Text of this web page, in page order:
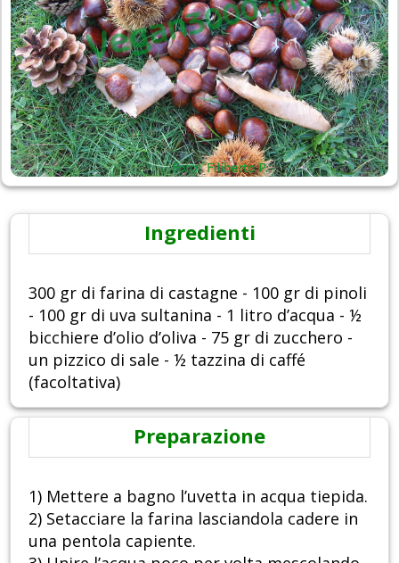
Ingredienti
300 gr di farina di castagne - 100 gr di pinoli
- 100 gr di uva sultanina - 1 litro d’acqua - ½
bicchiere d’olio d’oliva - 75 gr di zucchero -
un pizzico di sale - ½ tazzina di caffé
(facoltativa)
Preparazione
1) Mettere a bagno l’uvetta in acqua tiepida.
2) Setacciare la farina lasciandola cadere in
una pentola capiente.